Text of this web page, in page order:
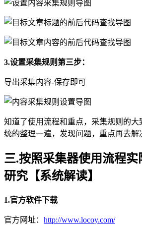
3.设置采集规则第三步：
导出采集内容-保存即可
知道了使用流程和重点，采集规则的大
统的整理一遍，发现问题，重点再去解
三.按照采集器使用流程
研究【系统解读】
1.官方软件下载
官方网址： http://www.locoy.com/